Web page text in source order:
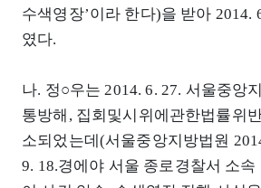
수색영장’이라 한다)을 받아 2014.
였다.
나. 정○우는 2014. 6. 27. 서울중앙
통방해, 집회및시위에관한법률위
소되었는데(서울중앙지방법원
9. 18.경에야 서울 종로경찰서 소속